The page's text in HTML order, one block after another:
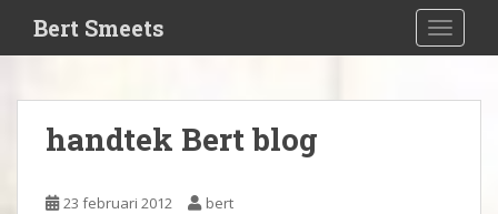
i
Bert Smeets
handtek Bert blog
23 februari 2012 bert